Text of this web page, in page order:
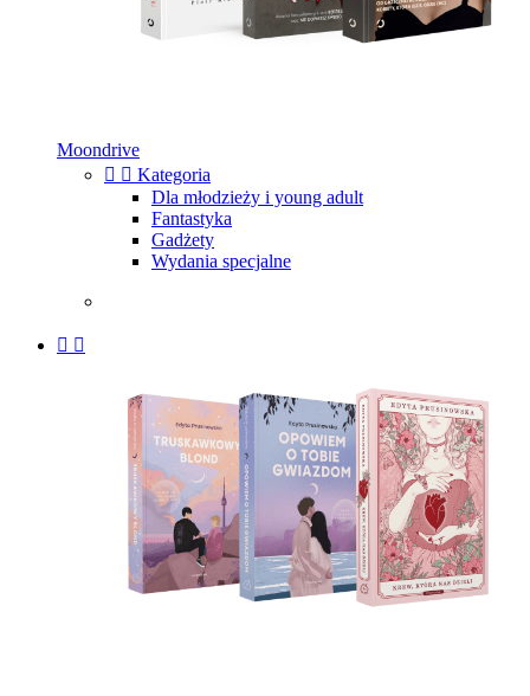
Moondrive
  Kategoria
Dla młodzieży i young adult
Fantastyka
Gadżety
Wydania specjalne
 